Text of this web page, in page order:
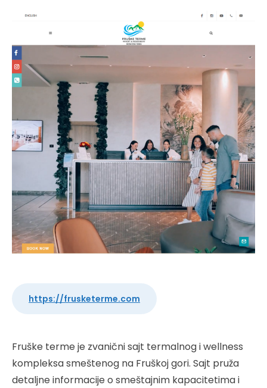
https://frusketerme.com
Fruške terme je zvanični sajt termalnog i wellness
kompleksa smeštenog na Fruškoj gori. Sajt pruža
detaljne informacije o smeštajnim kapacitetima i